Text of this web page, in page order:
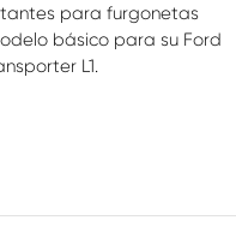
para furgonetas
básico para su Ford
L1.